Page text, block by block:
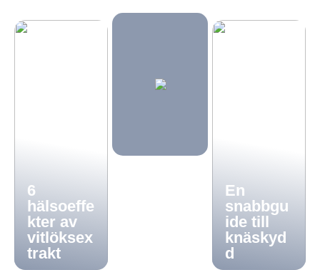
6
hälsoeffe
kter av
vitlöksex
trakt
En
snabbgu
ide till
knäskyd
d